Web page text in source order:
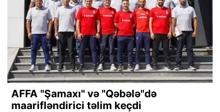
AFFA "Şamaxı" və "Qəbələ"də
maarifləndirici təlim keçdi